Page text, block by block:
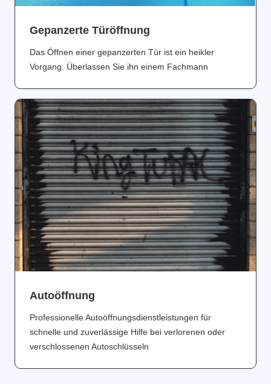
Gepanzerte Türöffnung
Das Öffnen einer gepanzerten Tür ist ein heikler
Vorgang. Überlassen Sie ihn einem Fachmann
Аutoöffnung
Professionelle Autoöffnungsdienstleistungen für
schnelle und zuverlässige Hilfe bei verlorenen oder
verschlossenen Autoschlüsseln